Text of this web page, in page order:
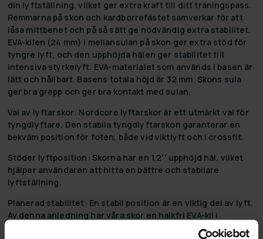
din lyftställning, vilket ger extra kraft till ditt träningspass.
Remmarna på skon och kardborrefästet samverkar för att
låsa mittbenet och på så sätt ge nödvändig extra stabilitet.
EVA-kilen (24 mm) i mellansulan på skon ger extra stöd för
tyngre lyft, och den upphöjda hälen ger stabilitet till
intensiva styrkelyft. EVA-materialet som används i basen är
lätt och hållbart. Basens totala höjd är 32 mm. Skons sula
ger bra grepp och ger bra kontakt med sulan.
Val av lyftarskor: Nordcore lyftarskor är ett utmärkt val för
tyngdlyftare. Den stabila tyngdlyftarskon garanterar en
bekväm position för foten, både vid viktlyft och i crossfit.
Stöder lyftposition : Skorna har en 1,2'' upphöjd häl, vilket
hjälper användaren att hitta en bättre och stabilare
lyftställning.
Planerad stabilitet: En stabil position är en viktig del av lyft.
Av denna anledning har våra skor en halkfri EVA-kil i
mellansulan och kardborreband som stödjer trycket som